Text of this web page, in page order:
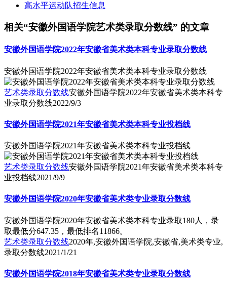
高水平运动队招生信息
相关“安徽外国语学院艺术类录取分数线” 的文章
安徽外国语学院2022年安徽省美术类本科专业录取分数线
安徽外国语学院2022年安徽省美术类本科专业录取分数线
艺术类录取分数线安徽外国语学院2022年安徽省美术类本科专
业录取分数线2022/9/3
安徽外国语学院2021年安徽省美术类本科专业投档线
安徽外国语学院2021年安徽省美术类本科专业投档线
艺术类录取分数线安徽外国语学院2021年安徽省美术类本科专
业投档线2021/9/9
安徽外国语学院2020年安徽省美术类专业录取分数线
安徽外国语学院2020年安徽省美术类本科专业录取180人，录
取最低分647.35，最低排名11866。
艺术类录取分数线2020年,安徽外国语学院,安徽省,美术类专业,
录取分数线2021/1/21
安徽外国语学院2018年安徽省美术类专业录取分数线